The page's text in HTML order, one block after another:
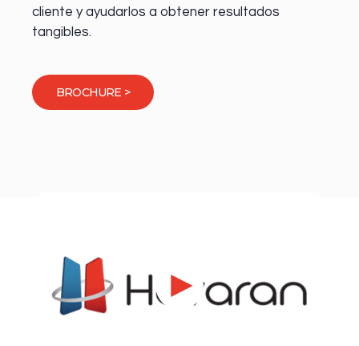
cliente y ayudarlos a obtener resultados
tangibles.
BROCHURE >